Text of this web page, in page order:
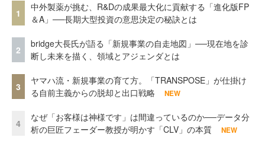
1
中外製薬が挑む、R&Dの成果最大化に貢献する「進化版FP
＆A」──長期大型投資の意思決定の秘訣とは
2
bridge大長氏が語る「新規事業の自走地図」──現在地を診
断し未来を描く、領域とアジェンダとは
3
ヤマハ流・新規事業の育て方。「TRANSPOSE」が仕掛け
る自前主義からの脱却と出口戦略
NEW
4
なぜ「お客様は神様です」は間違っているのか──データ分
析の巨匠フェーダー教授が明かす「CLV」の本質
NEW